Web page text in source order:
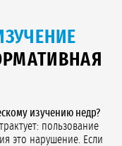
изучению недр?
пользование
это нарушение. Если